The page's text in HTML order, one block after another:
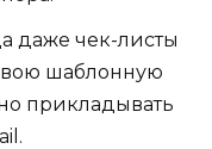
даже чек-листы
шаблонную
прикладывать